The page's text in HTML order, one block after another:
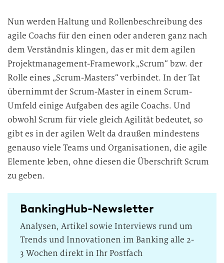
Nun werden Haltung und Rollenbeschreibung des
agile Coachs für den einen oder anderen ganz nach
dem Verständnis klingen, das er mit dem agilen
Projektmanagement-Framework „Scrum“ bzw. der
Rolle eines „Scrum-Masters“ verbindet. In der Tat
übernimmt der Scrum-Master in einem Scrum-
Umfeld einige Aufgaben des agile Coachs. Und
obwohl Scrum für viele gleich Agilität bedeutet, so
gibt es in der agilen Welt da draußen mindestens
genauso viele Teams und Organisationen, die agile
Elemente leben, ohne diesen die Überschrift Scrum
zu geben.
BankingHub-Newsletter
Analysen, Artikel sowie Interviews rund um
Trends und Innovationen im Banking alle 2-
3 Wochen direkt in Ihr Postfach